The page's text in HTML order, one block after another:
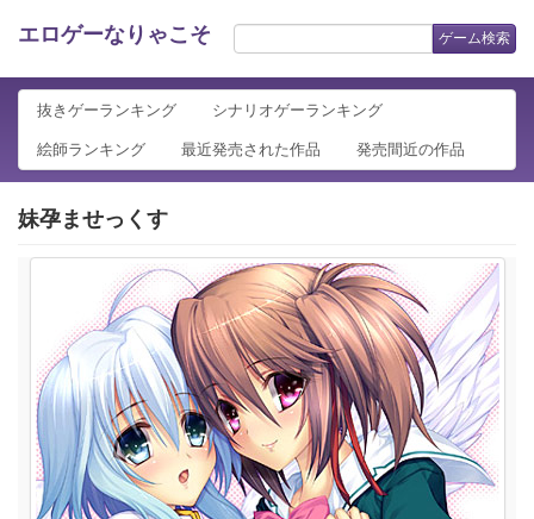
エロゲーなりゃこそ ゲーム検索
抜きゲーランキング シナリオゲーランキング
絵師ランキング 最近発売された作品 発売間近の作品
妹孕ませっくす